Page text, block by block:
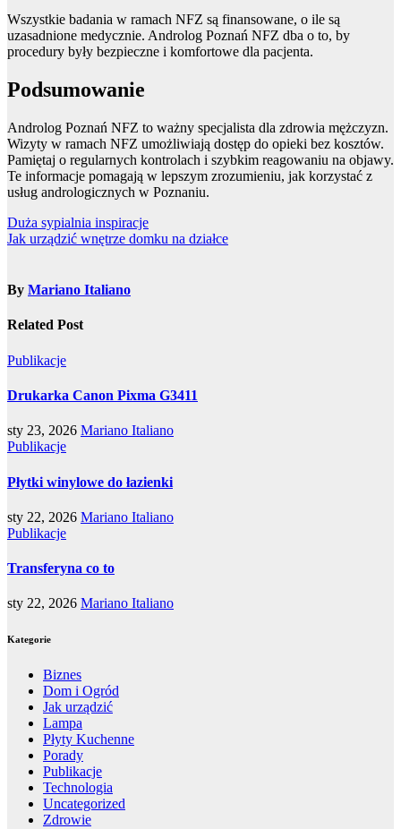
Wszystkie badania w ramach NFZ są finansowane, o ile są
uzasadnione medycznie. Androlog Poznań NFZ dba o to, by
procedury były bezpieczne i komfortowe dla pacjenta.
Podsumowanie
Androlog Poznań NFZ to ważny specjalista dla zdrowia mężczyzn.
Wizyty w ramach NFZ umożliwiają dostęp do opieki bez kosztów.
Pamiętaj o regularnych kontrolach i szybkim reagowaniu na objawy.
Te informacje pomagają w lepszym zrozumieniu, jak korzystać z
usług andrologicznych w Poznaniu.
Nawigacja
wpisu
Duża sypialnia inspiracje
Jak urządzić wnętrze domku na działce
By Mariano Italiano
Related Post
Publikacje
Drukarka Canon Pixma G3411
sty 23, 2026 Mariano Italiano
Publikacje
Płytki winylowe do łazienki
sty 22, 2026 Mariano Italiano
Publikacje
Transferyna co to
sty 22, 2026 Mariano Italiano
Kategorie
Biznes
Dom i Ogród
Jak urządzić
Lampa
Płyty Kuchenne
Porady
Publikacje
Technologia
Uncategorized
Zdrowie